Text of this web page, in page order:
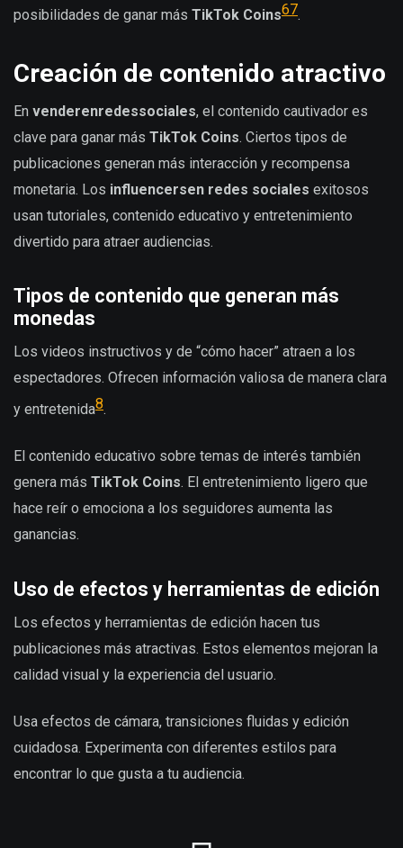
posibilidades de ganar más TikTok Coins67.
Creación de contenido atractivo
En venderenredessociales, el contenido cautivador es
clave para ganar más TikTok Coins. Ciertos tipos de
publicaciones generan más interacción y recompensa
monetaria. Los influencersen redes sociales exitosos
usan tutoriales, contenido educativo y entretenimiento
divertido para atraer audiencias.
Tipos de contenido que generan más
monedas
Los videos instructivos y de “cómo hacer” atraen a los
espectadores. Ofrecen información valiosa de manera clara
y entretenida8.
El contenido educativo sobre temas de interés también
genera más TikTok Coins. El entretenimiento ligero que
hace reír o emociona a los seguidores aumenta las
ganancias.
Uso de efectos y herramientas de edición
Los efectos y herramientas de edición hacen tus
publicaciones más atractivas. Estos elementos mejoran la
calidad visual y la experiencia del usuario.
Usa efectos de cámara, transiciones fluidas y edición
cuidadosa. Experimenta con diferentes estilos para
encontrar lo que gusta a tu audiencia.